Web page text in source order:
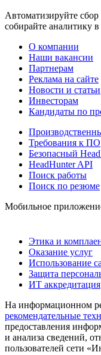
Автоматизируйте сбор
собирайте аналитику
О компании
Наши вакансии
Партнерам
Реклама на сайте
Новости и статьи
Инвесторам
Кандидаты по
Требования к ПО
Безопасный
HeadHunter API
Поиск работы
Поиск по резюме
Мобильное
Этика и
Оказание услуг
Использование
Защита
ИТ аккредитация
На информационном
рекомендательные
предоставления
и анализа сведений,
пользователей сети